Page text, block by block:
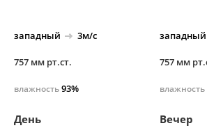
западный 3м/с
757 мм рт.ст.
влажность93%
западный
757 мм
влажность
День Вечер